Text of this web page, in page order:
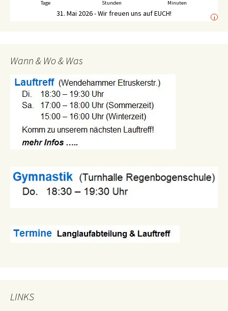
Tage Stunden Minuten
31. Mai 2026 - Wir freuen uns auf EUCH! i
Wann & Wo & Was
LINKS